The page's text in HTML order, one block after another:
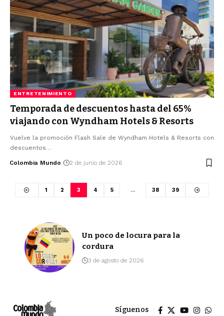
ENTRETENIMIENTO
Temporada de descuentos hasta del 65%
viajando con Wyndham Hotels & Resorts
Vuelve la promoción Flash Sale de Wyndham Hotels & Resorts con
descuentos…
Colombia Mundo 2 de junio de 2026
1 2 3 4 5 … 38 39
Un poco de locura para la
cordura
3 de agosto de 2026
Síguenos